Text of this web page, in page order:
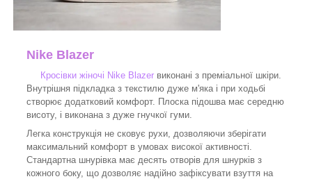
Nike Blazer
Кросівки жіночі Nike Blazer виконані з преміальної шкіри.
Внутрішня підкладка з текстилю дуже м'яка і при ходьбі
створює додатковий комфорт. Плоска підошва має середню
висоту, і виконана з дуже гнучкої гуми.
Легка конструкція не сковує рухи, дозволяючи зберігати
максимальний комфорт в умовах високої активності.
Стандартна шнурівка має десять отворів для шнурків з
кожного боку, що дозволяє надійно зафіксувати взуття на